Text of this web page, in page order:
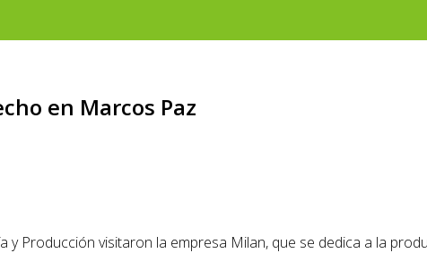
en Marcos Paz
Producción visitaron la empresa Milan, que se dedica a la